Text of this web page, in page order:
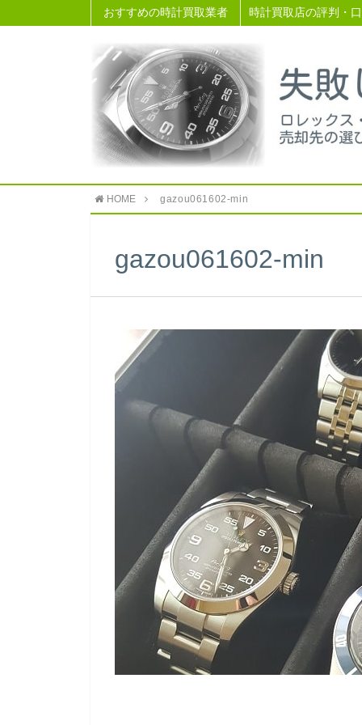
おすすめの時計買取業者 時計買取店の評判・口
HOME gazou061602-min
gazou061602-min